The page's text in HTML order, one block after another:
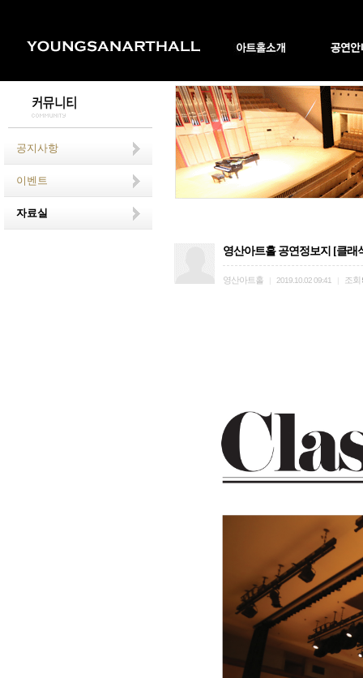
공지사항
이벤트
자료실
영산아트홀 공연정보지 [클래
영산아트홀 2019.10.02 09:41 조회